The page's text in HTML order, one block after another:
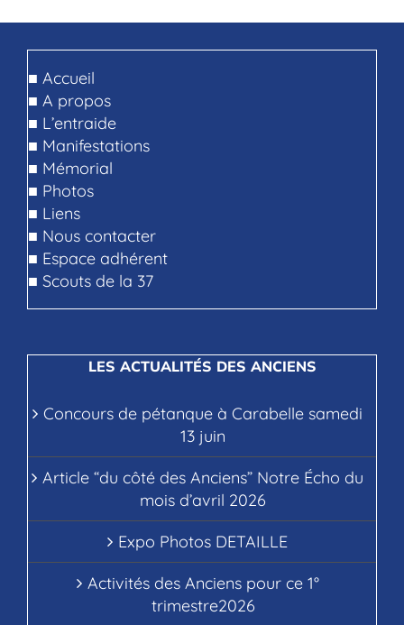
■ Accueil
■ A propos
■ L’entraide
■ Manifestations
■ Mémorial
■ Photos
■ Liens
■ Nous contacter
■ Espace adhérent
■ Scouts de la 37
LES ACTUALITÉS DES ANCIENS
Concours de pétanque à Carabelle samedi
13 juin
Article “du côté des Anciens” Notre Écho du
mois d’avril 2026
Expo Photos DETAILLE
Activités des Anciens pour ce 1°
trimestre2026